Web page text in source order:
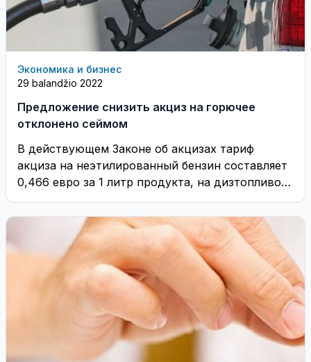
Экономика и бизнес
29 balandžio 2022
Предложение снизить акциз на горючее
отклонено сеймом
В действующем Законе об акцизах тариф
акциза на неэтилированный бензин составляет
0,466 евро за 1 литр продукта, на дизтопливо -
...